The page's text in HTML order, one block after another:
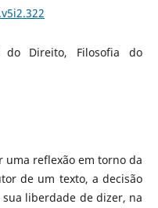
do Direito, Filosofia do
uma reflexão em torno da
de um texto, a decisão
liberdade de dizer, na